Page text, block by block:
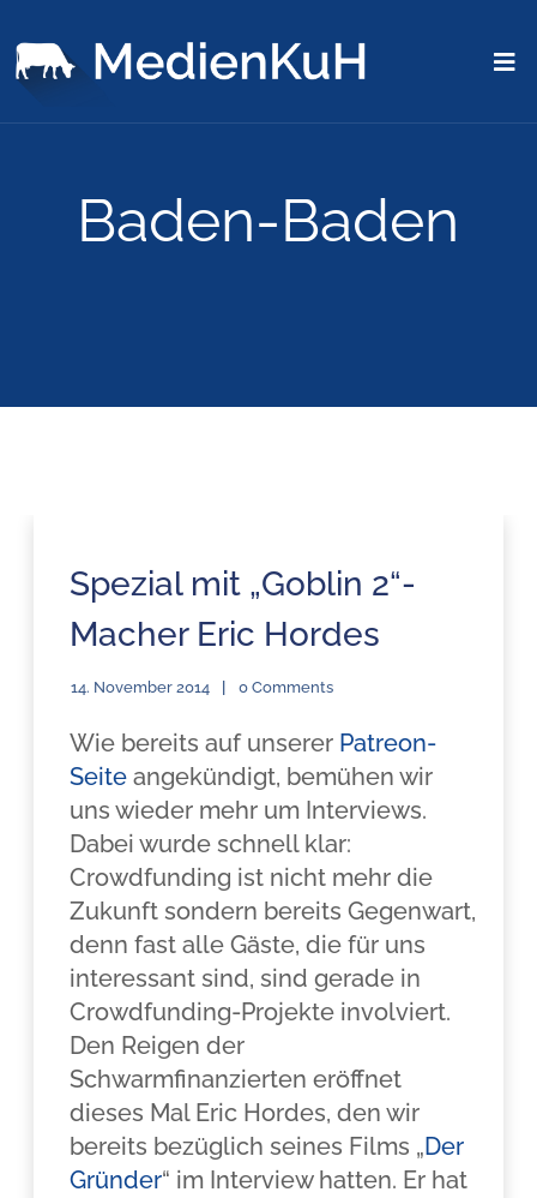
Baden-Baden
Spezial mit „Goblin 2“-
Macher Eric Hordes
14. November 2014 0 Comments
Wie bereits auf unserer Patreon-
Seite angekündigt, bemühen wir
uns wieder mehr um Interviews.
Dabei wurde schnell klar:
Crowdfunding ist nicht mehr die
Zukunft sondern bereits Gegenwart,
denn fast alle Gäste, die für uns
interessant sind, sind gerade in
Crowdfunding-Projekte involviert.
Den Reigen der
Schwarmfinanzierten eröffnet
dieses Mal Eric Hordes, den wir
bereits bezüglich seines Films „Der
Gründer“ im Interview hatten. Er hat